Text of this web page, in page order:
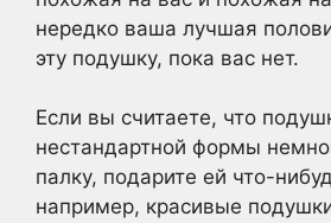
нередко ваша лучшая
эту подушку, пока вас нет.
Если вы считаете, что
нестандартной формы
палку, подарите ей что-
например, красивые